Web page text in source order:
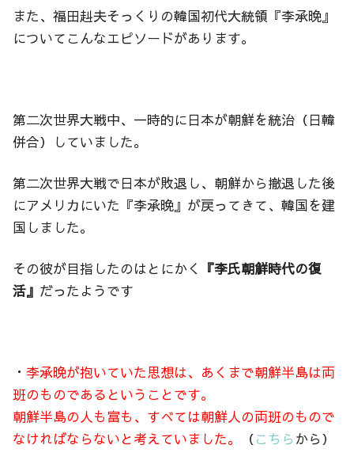
また、福田赳夫そっくりの韓国初代大統領『李承晩』
についてこんなエピソードがあります。
第二次世界大戦中、一時的に日本が朝鮮を統治（日韓
併合）していました。
第二次世界大戦で日本が敗退し、朝鮮から撤退した後
にアメリカにいた『李承晩』が戻ってきて、韓国を建
国しました。
その彼が目指したのはとにかく 『李氏朝鮮時代の復
活』 だったようです
・ 李承晩が抱いていた思想は、あくまで朝鮮半島は両
班のものであるということです。
朝鮮半島の人も富も、すべては朝鮮人の両班のもので
なければならないと考えていました。
（こちら から）